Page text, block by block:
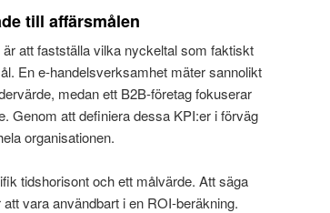
till affärsmålen
att fastställa vilka nyckeltal som faktiskt
En e-handelsverksamhet mäter sannolikt
medan ett B2B-företag fokuserar
Genom att definiera dessa KPI:er i förväg
organisationen.
tidshorisont och ett målvärde. Att säga
vara användbart i en ROI-beräkning.